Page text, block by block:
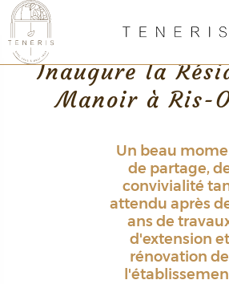
Inaugure la
Manoir à Ris-
Un beau
de partage,
convivialité
attendu après
ans de
d'extension et
rénovation de